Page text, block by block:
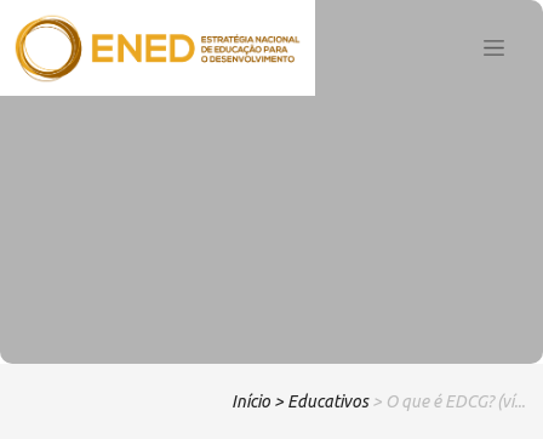
Início > Educativos > O que é EDCG? (ví...